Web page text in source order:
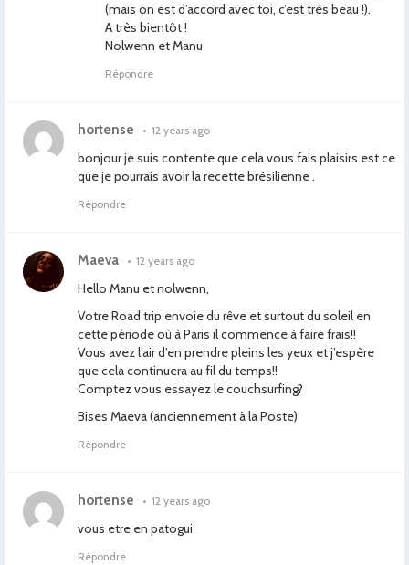
(mais on est d’accord avec toi, c’est très beau !).
A très bientôt !
Nolwenn et Manu
Répondre
hortense • 12 years ago
bonjour je suis contente que cela vous fais plaisirs est ce
que je pourrais avoir la recette brésilienne .
Répondre
Maeva • 12 years ago
Hello Manu et nolwenn,
Votre Road trip envoie du rêve et surtout du soleil en
cette période où à Paris il commence à faire frais!!
Vous avez l’air d’en prendre pleins les yeux et j’espère
que cela continuera au fil du temps!!
Comptez vous essayez le couchsurfing?
Bises Maeva (anciennement à la Poste)
Répondre
hortense • 12 years ago
vous etre en patogui
Répondre